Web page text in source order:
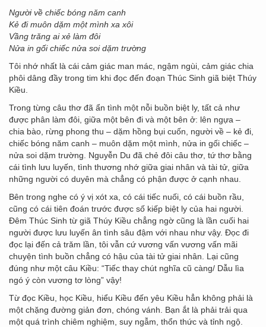
Người về chiếc bóng năm canh
Kẻ đi muôn dặm một mình xa xôi
Vầng trăng ai xẻ làm đôi
Nửa in gối chiếc nửa soi dặm trường
Tôi nhớ nhất là cái cảm giác man mác, ngậm ngùi, cảm giác chia
phôi dâng đầy trong tim khi đọc đến đoạn Thúc Sinh giã biệt Thúy
Kiều.
Trong từng câu thơ đã ẩn tình một nỗi buồn biệt ly, tất cả như
được phân làm đôi, giữa một bên đi và một bên ở: lên ngựa –
chia bào, rừng phong thu – dặm hồng bụi cuốn, người về – kẻ đi,
chiếc bóng năm canh – muôn dặm một mình, nửa in gối chiếc –
nửa soi dặm trường. Nguyễn Du đã chẻ đôi câu thơ, tứ thơ bằng
cái tình lưu luyến, tình thương nhớ giữa giai nhân và tài tử, giữa
những người có duyên mà chẳng có phận được ở cạnh nhau.
Bên trong nghe có ý vị xót xa, có cái tiếc nuối, có cái buồn rầu,
cũng có cái tiên đoán trước được số kiếp biệt ly của hai người.
Đêm Thúc Sinh từ giã Thúy Kiều chẳng ngờ cũng là lần cuối hai
người được lưu luyến ân tình sâu đậm với nhau như vậy. Đọc đi
đọc lại đến cả trăm lần, tôi vẫn cứ vương vấn vương vấn mãi
chuyện tình buồn chẳng có hậu của tài tử giai nhân. Lại cũng
đúng như một câu Kiều: “Tiếc thay chút nghĩa cũ càng/ Dẫu lìa
ngó ý còn vương tơ lòng” vậy!
Từ đọc Kiều, học Kiều, hiểu Kiều đến yêu Kiều hẳn không phải là
một chặng đường giản đơn, chóng vánh. Bạn ắt là phải trải qua
một quá trình chiêm nghiệm, suy ngẫm, thổn thức và tỉnh ngộ.